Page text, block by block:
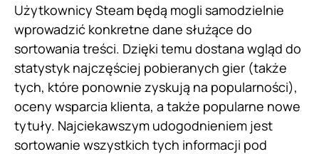
Użytkownicy Steam będą mogli samodzielnie
wprowadzić konkretne dane służące do
sortowania treści. Dzięki temu dostana wgląd do
statystyk najczęściej pobieranych gier (także
tych, które ponownie zyskują na popularności),
oceny wsparcia klienta, a także popularne nowe
tytuły. Najciekawszym udogodnieniem jest
sortowanie wszystkich tych informacji pod